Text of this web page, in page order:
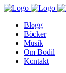
Blogg
Böcker
Musik
Om Bodil
Kontakt